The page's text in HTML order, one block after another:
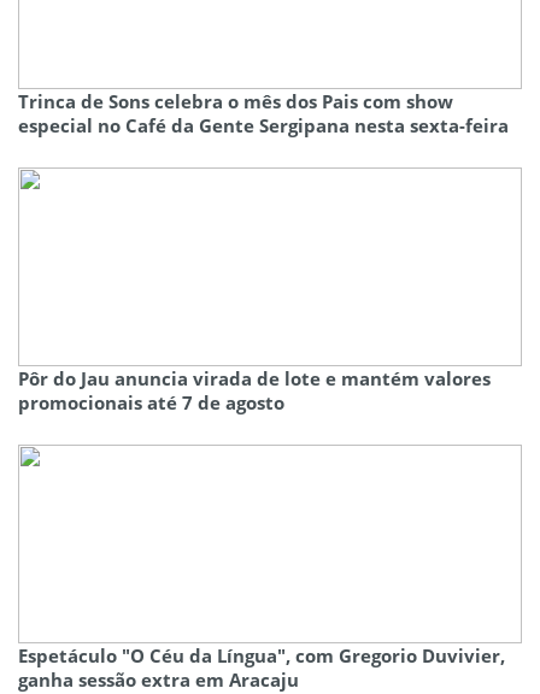
Trinca de Sons celebra o mês dos Pais com show
especial no Café da Gente Sergipana nesta sexta-feira
Pôr do Jau anuncia virada de lote e mantém valores
promocionais até 7 de agosto
Espetáculo "O Céu da Língua", com Gregorio Duvivier,
ganha sessão extra em Aracaju